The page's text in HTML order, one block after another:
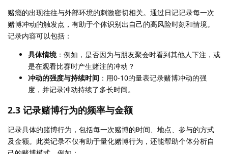
赌瘾的出现往往与外部环境的刺激密切相关。通过日记记录每一次
赌博冲动的触发点，有助于个体识别出自己的高风险时刻和情境。
记录内容可以包括：
具体情境：例如，是否因为与朋友聚会时看到其他人下注，或
是在观看比赛时产生赌注的冲动？
冲动的强度与持续时间 ：用0-10的量表记录赌博冲动的强
度，并记录冲动持续了多长时间。
2.3 记录赌博行为的频率与金额
记录具体的赌博行为，包括每一次赌博的时间、地点、参与的方式
及金额。此类记录不仅有助于量化赌博行为，还能帮助个体分析自